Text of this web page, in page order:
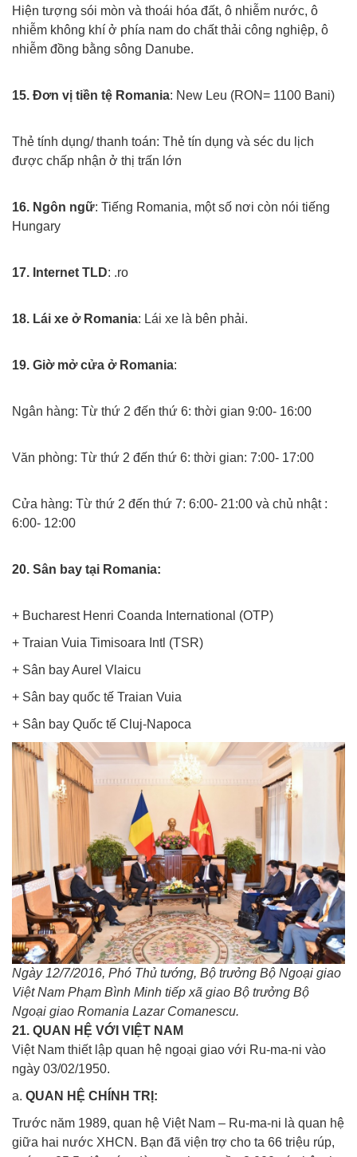
Hiện tượng sói mòn và thoái hóa đất, ô nhiễm nước, ô
nhiễm không khí ở phía nam do chất thải công nghiệp, ô
nhiễm đồng bằng sông Danube.
15. Đơn vị tiền tệ Romania: New Leu (RON= 1100 Bani)
Thẻ tính dụng/ thanh toán: Thẻ tín dụng và séc du lịch
được chấp nhận ở thị trấn lớn
16. Ngôn ngữ: Tiếng Romania, một số nơi còn nói tiếng
Hungary
17. Internet TLD: .ro
18. Lái xe ở Romania: Lái xe là bên phải.
19. Giờ mở cửa ở Romania:
Ngân hàng: Từ thứ 2 đến thứ 6: thời gian 9:00- 16:00
Văn phòng: Từ thứ 2 đến thứ 6: thời gian: 7:00- 17:00
Cửa hàng: Từ thứ 2 đến thứ 7: 6:00- 21:00 và chủ nhật :
6:00- 12:00
20. Sân bay tại Romania:
+ Bucharest Henri Coanda International (OTP)
+ Traian Vuia Timisoara Intl (TSR)
+ Sân bay Aurel Vlaicu
+ Sân bay quốc tế Traian Vuia
+ Sân bay Quốc tế Cluj-Napoca
Ngày 12/7/2016, Phó Thủ tướng, Bộ trưởng Bộ Ngoại giao
Việt Nam Phạm Bình Minh tiếp xã giao Bộ trưởng Bộ
Ngoại giao Romania Lazar Comanescu.
21. QUAN HỆ VỚI VIỆT NAM
Việt Nam thiết lập quan hệ ngoại giao với Ru-ma-ni vào
ngày 03/02/1950.
a. QUAN HỆ CHÍNH TRỊ:
Trước năm 1989, quan hệ Việt Nam – Ru-ma-ni là quan hệ
giữa hai nước XHCN. Bạn đã viện trợ cho ta 66 triệu rúp,